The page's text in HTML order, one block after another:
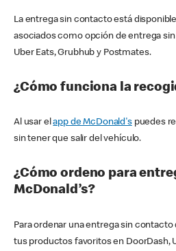
La entrega sin contacto está
asociados como opción de entrega
Uber Eats, Grubhub y Postmates.
¿Cómo funciona la
Al usar elapp de McDonald'spuedes
sin tener que salir del vehículo.
¿Cómo ordeno para
McDonald’s?
Para ordenar una entrega sin contacto
tus productos favoritos en DoorDash,